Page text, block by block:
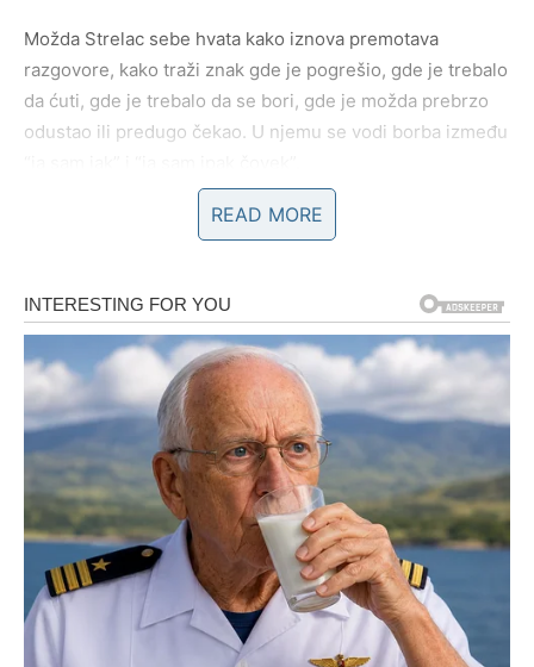
Možda Strelac sebe hvata kako iznova premotava
razgovore, kako traži znak gde je pogrešio, gde je trebalo
da ćuti, gde je trebalo da se bori, gde je možda prebrzo
odustao ili predugo čekao. U njemu se vodi borba između
I to je ključna stvar: Strelac sada postaje zreliji, jer prvi
Zašto prošlost još drži Strelca?
Zato što Strelac ne voli da se oseća “prevaren” od života.
Ne voli osećaj da je dao srce, vreme, veru, a da je na
kraju ostao sa pitanjima. Strelac može da preboli raskid,
može da preboli udaljavanje, ali teško podnosi
nejasnoću, ono “nije bilo do mene, ali me boli”.
Prošlost mu se vraća i kroz ponos. Jer Strelac često nije
plakao pred drugima. Nije pokazao slabost. Možda je
delovao kao da mu nije stalo. A unutra – stalo mu je više
nego što je priznao.
READ MORE